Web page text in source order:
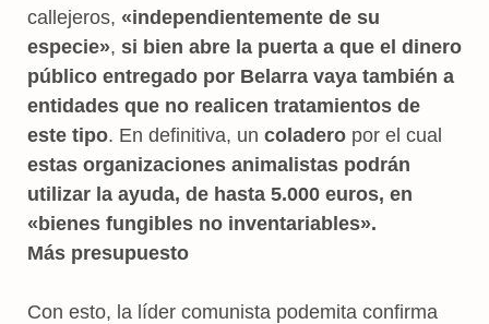
callejeros, «independientemente de su
especie», si bien abre la puerta a que el dinero
público entregado por Belarra vaya también a
entidades que no realicen tratamientos de
este tipo. En definitiva, un coladero por el cual
estas organizaciones animalistas podrán
utilizar la ayuda, de hasta 5.000 euros, en
«bienes fungibles no inventariables».
Más presupuesto
Con esto, la líder comunista podemita confirma